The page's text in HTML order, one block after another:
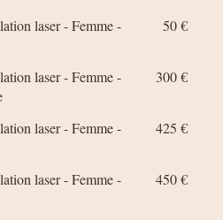
laser - Femme -
50 €
laser - Femme -
300 €
laser - Femme -
425 €
laser - Femme -
450 €